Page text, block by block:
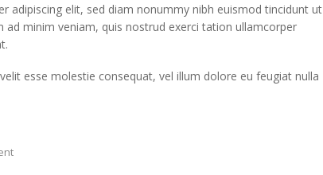
adipiscing elit, sed diam nonummy nibh euismod tincidunt ut
minim veniam, quis nostrud exerci tation ullamcorper
esse molestie consequat, vel illum dolore eu feugiat nulla